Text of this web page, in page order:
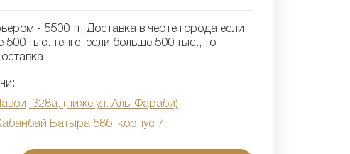
- 5500 тг. Доставка в черте города если
500 тыс. тенге, если больше 500 тыс., то
328а, (ниже ул. Аль-Фараби)
Батыра 58б, корпус 7